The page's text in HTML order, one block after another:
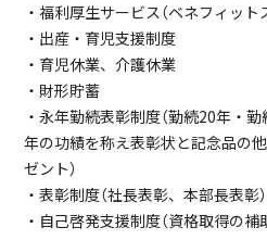
・福利厚生サービス（ベネフィット
・出産・育児支援制度
・育児休業、介護休業
・財形貯蓄
・永年勤続表彰制度（勤続20年・
年の功績を称え表彰状と記念品の
ゼント）
・表彰制度（社長表彰、本部長表彰）
・自己啓発支援制度（資格取得の